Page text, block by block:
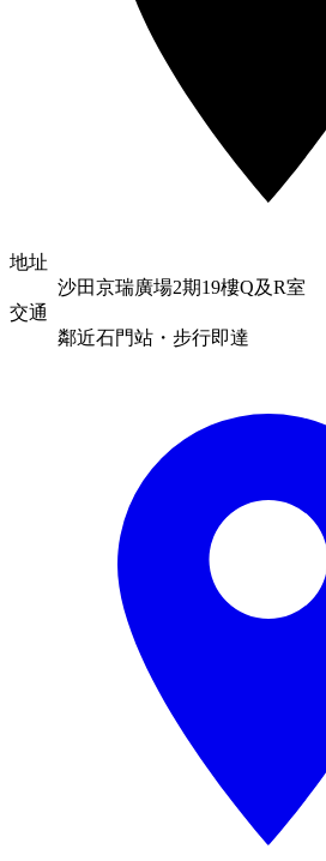
地址
沙田京瑞廣場2期19樓Q及R室
交通
鄰近石門站 ・步行即達